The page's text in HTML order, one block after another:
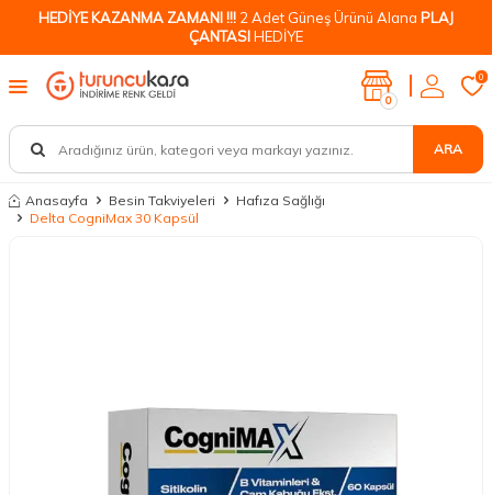
HEDİYE KAZANMA ZAMANI !!! 2 Adet Güneş Ürünü Alana PLAJ
ÇANTASIHEDİYE
ARA
0
0
Anasayfa Besin Takviyeleri
Hafıza Sağlığı
Delta CogniMax 30 Kapsül